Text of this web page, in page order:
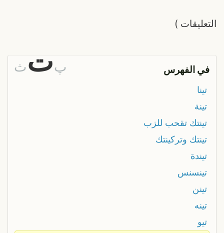
التعليقات )
في الفهرس پتث
تينا
تينة
تينتك تقحب للزب
تينتك وتركينتك
تيندة
تينسنس
تينن
تينه
تيو